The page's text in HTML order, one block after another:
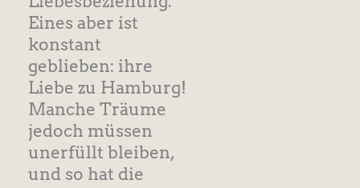
Eines aber ist
konstant
geblieben: ihre
Liebe zu Hamburg!
Manche Träume
jedoch müssen
unerfüllt bleiben,
und so hat die